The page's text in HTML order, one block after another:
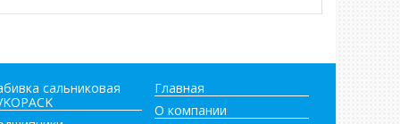
сальниковая
Главная
О компании